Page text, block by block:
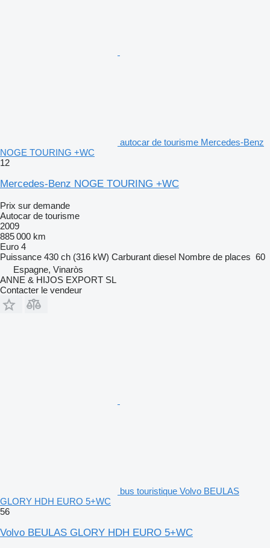
autocar de tourisme Mercedes-Benz
NOGE TOURING +WC
12
Mercedes-Benz NOGE TOURING +WC
Prix sur demande
Autocar de tourisme
2009
885 000 km
Euro 4
Puissance 430 ch (316 kW) Carburant diesel Nombre de places 60
Espagne, Vinaròs
ANNE & HIJOS EXPORT SL
Contacter le vendeur
bus touristique Volvo BEULAS
GLORY HDH EURO 5+WC
56
Volvo BEULAS GLORY HDH EURO 5+WC